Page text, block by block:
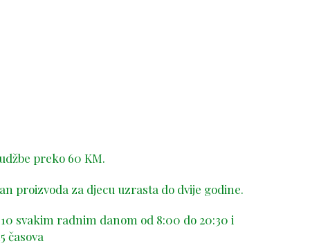
preko 60 KM.
proizvoda za djecu uzrasta do dvije godine.
svakim radnim danom od 8:00 do 20:30 i
časova